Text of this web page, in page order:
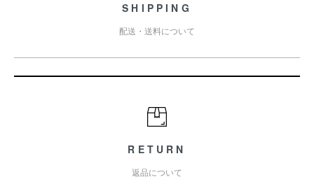
SHIPPING
配送・送料について
RETURN
返品について